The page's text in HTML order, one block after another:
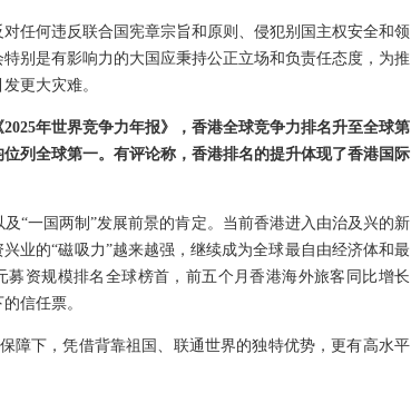
任何违反联合国宪章宗旨和原则、侵犯别国主权安全和领
别是有影响力的大国应秉持公正立场和负责任态度，为推
更大灾难。
年世界竞争力年报》，香港全球竞争力排名升至全球第
列全球第一。有评论称，香港排名的提升体现了香港国际
“一国两制”发展前景的肯定。当前香港进入由治及兴的新
业的“磁吸力”越来越强，继续成为全球最自由经济体和最
资规模排名全球榜首，前五个月香港海外旅客同比增长
信任票。
障下，凭借背靠祖国、联通世界的独特优势，更有高水平